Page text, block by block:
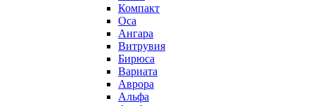
Компакт
Оса
Ангара
Витрувия
Бирюса
Вариата
Аврора
Альфа